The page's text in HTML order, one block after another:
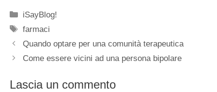
Categorie
iSayBlog!
Tag
farmaci
Quando optare per una comunità terapeutica
Come essere vicini ad una persona bipolare
Lascia un commento